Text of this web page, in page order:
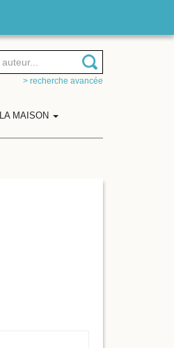
> recherche avancée
LA MAISON